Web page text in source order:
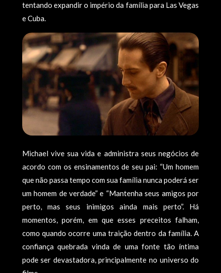
tentando expandir o império da família para Las Vegas
e Cuba.
Michael vive sua vida e administra seus negócios de
acordo com os ensinamentos de seu pai: “Um homem
que não passa tempo com sua família nunca poderá ser
um homem de verdade” e “Mantenha seus amigos por
perto, mas seus inimigos ainda mais perto”. Há
momentos, porém, em que esses preceitos falham,
como quando ocorre uma traição dentro da família. A
confiança quebrada vinda de uma fonte tão íntima
pode ser devastadora, principalmente no universo do